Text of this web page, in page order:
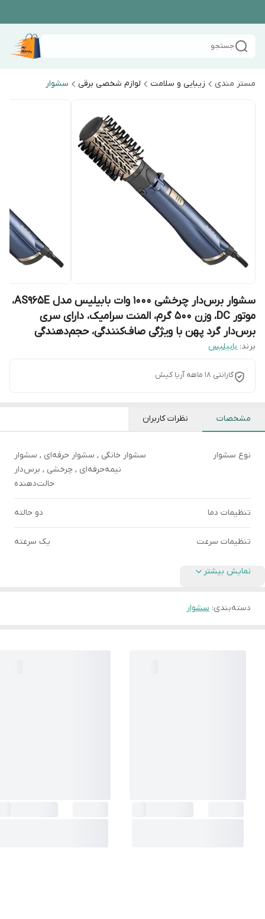
جستجو
مستر مندی زیبایی و سلامت لوازم شخصی برقی سشوار
سشوار برس‌دار چرخشی 1000 وات بابیلیس مدل AS965E،
موتور DC، وزن 500 گرم، المنت سرامیک، دارای سری
برس‌دار گرد پهن با ویژگی صاف‌کنندگی، حجم‌دهندگی
برند: بابیلیس
گارانتی 18 ماهه آریا کیش
مشخصات نظرات کاربران
نوع سشوار
سشوار خانگی , سشوار حرفه‌ای , سشوار
نیمه‌حرفه‌ای , چرخشی , برس‌دار
حالت‌دهنده
تنظیمات دما دو حالته
تنظیمات سرعت یک سرعته
نمایش بیشتر
دسته‌بندی: سشوار